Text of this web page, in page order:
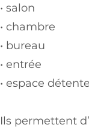
• salon
• chambre
• bureau
• entrée
• espace détente
Ils permettent